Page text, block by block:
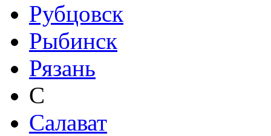
Рубцовск
Рыбинск
Рязань
С
Салават